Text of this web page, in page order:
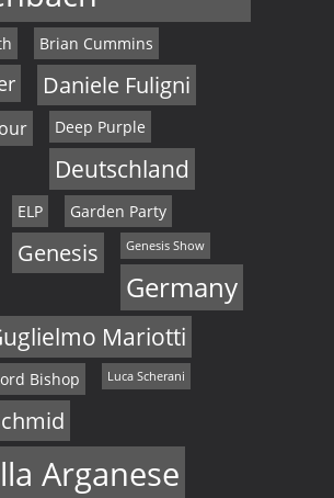
Brian Cummins
Daniele Fuligni
Deep Purple
Deutschland
ELP Garden Party
Genesis Genesis Show
Germany
Mariotti
Bishop Luca Scherani
Arganese